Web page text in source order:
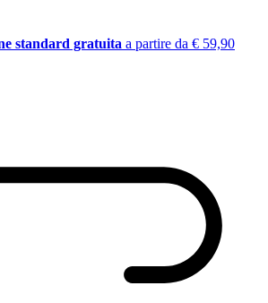
standard gratuita a partire da € 59,90